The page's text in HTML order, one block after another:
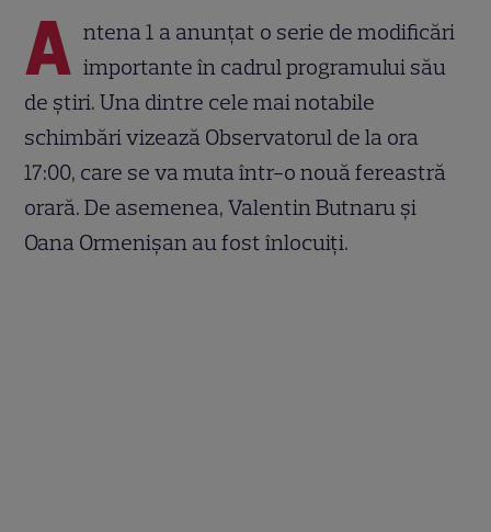
A ntena 1 a anunțat o serie de modificări
importante în cadrul programului său
de știri. Una dintre cele mai notabile
schimbări vizează Observatorul de la ora
17:00, care se va muta într-o nouă fereastră
orară. De asemenea, Valentin Butnaru și
Oana Ormenişan au fost înlocuiți.